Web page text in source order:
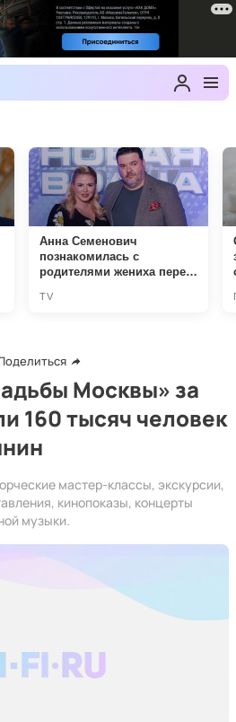
Москвы» за
160 тысяч человек
мастер-классы, экскурсии,
кинопоказы, концерты
музыки.